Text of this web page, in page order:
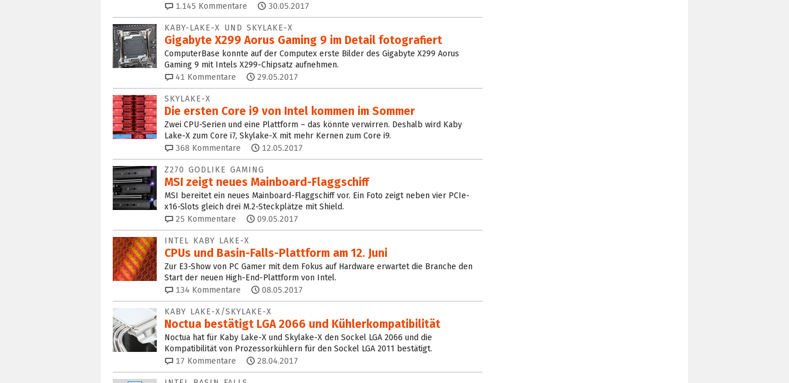
1.145 Kommentare 30.05.2017
KABY-LAKE-X UND SKYLAKE-X
Gigabyte X299 Aorus Gaming 9 im Detail fotografiert
ComputerBase konnte auf der Computex erste Bilder des Gigabyte X299 Aorus
Gaming 9 mit Intels X299-Chipsatz aufnehmen.
41 Kommentare 29.05.2017
SKYLAKE-X
Die ersten Core i9 von Intel kommen im Sommer
Zwei CPU-Serien und eine Plattform – das könnte verwirren. Deshalb wird Kaby
Lake-X zum Core i7, Skylake-X mit mehr Kernen zum Core i9.
368 Kommentare 12.05.2017
Z270 GODLIKE GAMING
MSI zeigt neues Mainboard-Flaggschiff
MSI bereitet ein neues Mainboard-Flaggschiff vor. Ein Foto zeigt neben vier PCIe-
x16-Slots gleich drei M.2-Steckplätze mit Shield.
25 Kommentare 09.05.2017
INTEL KABY LAKE-X
CPUs und Basin-Falls-Plattform am 12. Juni
Zur E3-Show von PC Gamer mit dem Fokus auf Hardware erwartet die Branche den
Start der neuen High-End-Plattform von Intel.
134 Kommentare 08.05.2017
KABY LAKE-X/SKYLAKE-X
Noctua bestätigt LGA 2066 und Kühlerkompatibilität
Noctua hat für Kaby Lake-X und Skylake-X den Sockel LGA 2066 und die
Kompatibilität von Prozessorkühlern für den Sockel LGA 2011 bestätigt.
17 Kommentare 28.04.2017